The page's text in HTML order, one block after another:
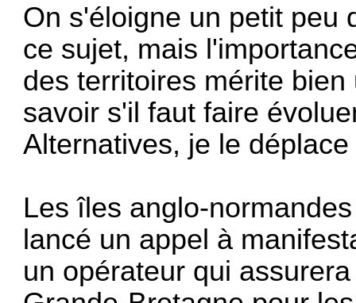
On s'éloigne un petit peu
ce sujet, mais
des territoires mérite
savoir s'il faut faire
Alternatives, je le
Les îles anglo-
lancé un appel à
un opérateur qui